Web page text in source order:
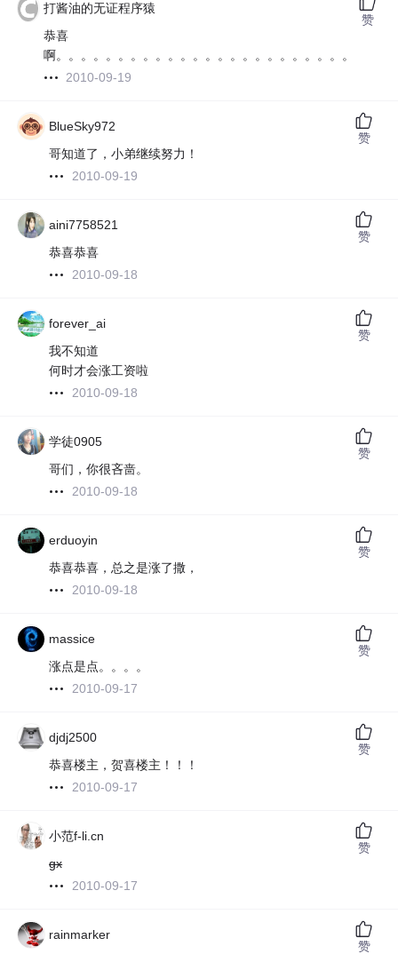
打酱油的无证程序猿
恭喜
啊。。。。。。。。。。。。。。。。。。。。。。。。
2010-09-19
赞
BlueSky972
哥知道了，小弟继续努力！
2010-09-19
赞
aini7758521
恭喜恭喜
2010-09-18
赞
forever_ai
我不知道
何时才会涨工资啦
2010-09-18
赞
学徒0905
哥们，你很吝啬。
2010-09-18
赞
erduoyin
恭喜恭喜，总之是涨了撒，
2010-09-18
赞
massice
涨点是点。。。。
2010-09-17
赞
djdj2500
恭喜楼主，贺喜楼主！！！
2010-09-17
赞
小范f-li.cn
gx
2010-09-17
赞
rainmarker
赞